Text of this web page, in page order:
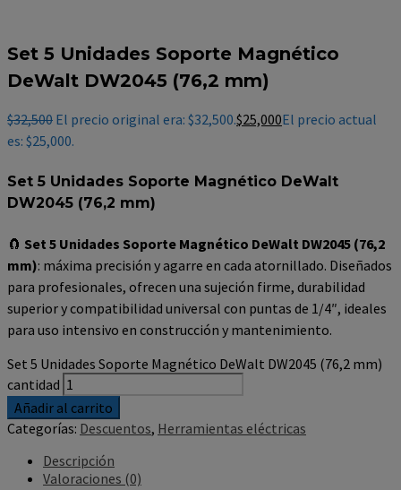
Set 5 Unidades Soporte Magnético
DeWalt DW2045 (76,2 mm)
$32,500 El precio original era: $32,500.$25,000El precio actual
es: $25,000.
Set 5 Unidades Soporte Magnético DeWalt
DW2045 (76,2 mm)
🧲 Set 5 Unidades Soporte Magnético DeWalt DW2045 (76,2
mm): máxima precisión y agarre en cada atornillado. Diseñados
para profesionales, ofrecen una sujeción firme, durabilidad
superior y compatibilidad universal con puntas de 1/4″, ideales
para uso intensivo en construcción y mantenimiento.
Set 5 Unidades Soporte Magnético DeWalt DW2045 (76,2 mm)
cantidad
Añadir al carrito
Categorías: Descuentos, Herramientas eléctricas
Descripción
Valoraciones (0)